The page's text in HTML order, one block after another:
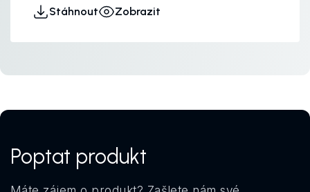
Stáhnout Zobrazit
Poptat produkt